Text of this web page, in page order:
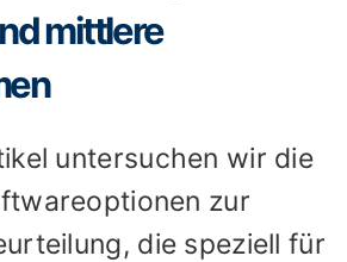
mittlere
untersuchen wir die
zur
die speziell für